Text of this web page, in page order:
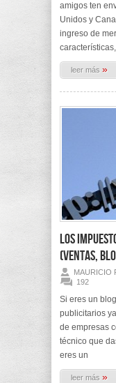
amigos ten
Unidos y
ingreso de
leer más »
Los
(Ventas,
MAURICIO
192
Si eres un
publicitarios
de empresas
técnico que
eres un
leer más »